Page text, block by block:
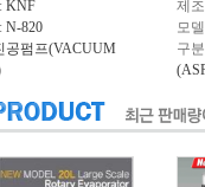
KNF
N-820
공펌프(VACUUM
제
모
구